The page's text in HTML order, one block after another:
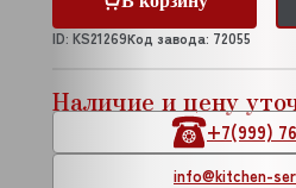
ID: KS21269Код завода: 72055
Наличие и цену
+7(999)
info@kitchen-